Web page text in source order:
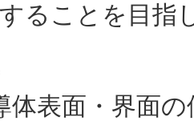
ることを目指
体表面・界面